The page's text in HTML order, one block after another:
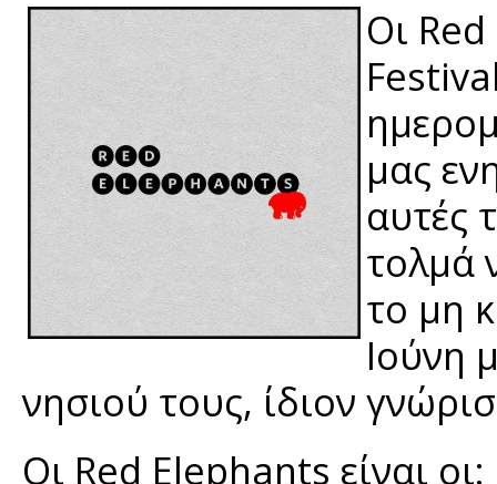
Οι
μας
αυτές
τολμά
το μη
Ιούνη
νησιού τους, ίδιον
Οι Red Elephants είναι οι: